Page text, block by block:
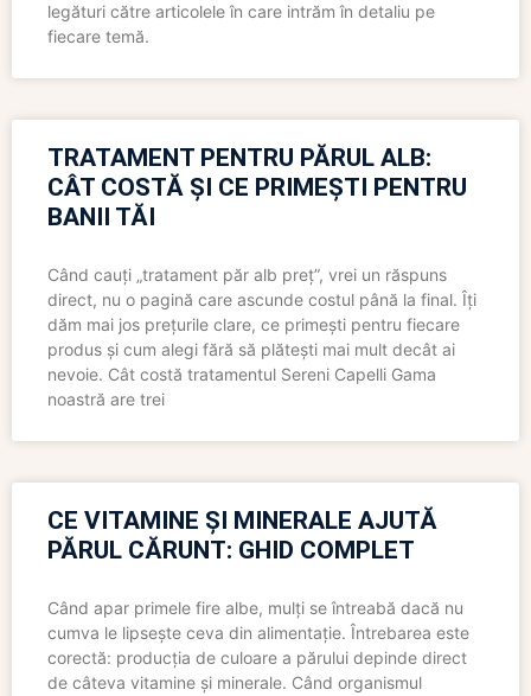
legături către articolele în care intrăm în detaliu pe
fiecare temă.
TRATAMENT PENTRU PĂRUL ALB:
CÂT COSTĂ ȘI CE PRIMEȘTI PENTRU
BANII TĂI
Când cauți „tratament păr alb preț”, vrei un răspuns
direct, nu o pagină care ascunde costul până la final. Îți
dăm mai jos prețurile clare, ce primești pentru fiecare
produs și cum alegi fără să plătești mai mult decât ai
nevoie. Cât costă tratamentul Sereni Capelli Gama
noastră are trei
CE VITAMINE ȘI MINERALE AJUTĂ
PĂRUL CĂRUNT: GHID COMPLET
Când apar primele fire albe, mulți se întreabă dacă nu
cumva le lipsește ceva din alimentație. Întrebarea este
corectă: producția de culoare a părului depinde direct
de câteva vitamine și minerale. Când organismul